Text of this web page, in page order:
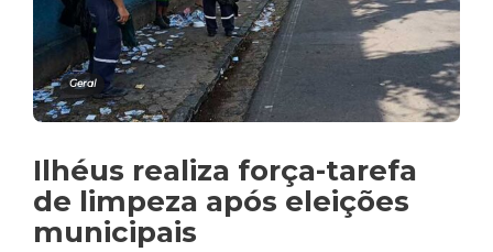
Geral
Ilhéus realiza força-tarefa
de limpeza após eleições
municipais